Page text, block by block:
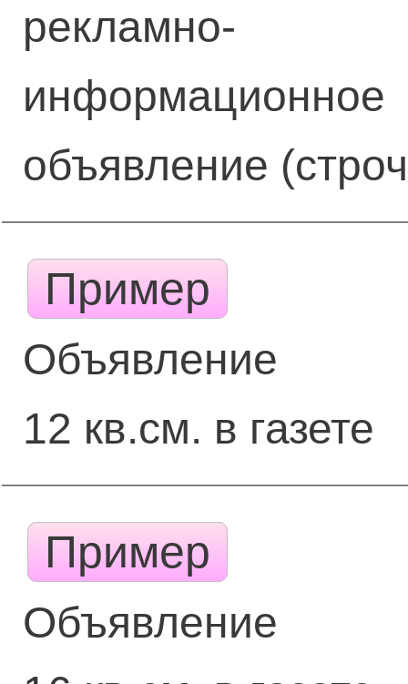
рекламно-
информационное
объявление
Пример
Объявление
12 кв.см. в газете
Пример
Объявление